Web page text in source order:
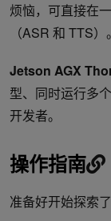
烦恼，可直接在
（ASR 和 TTS）。
Jetson AGX
型、同时运行多
开发者。
操作指南
准备好开始探索